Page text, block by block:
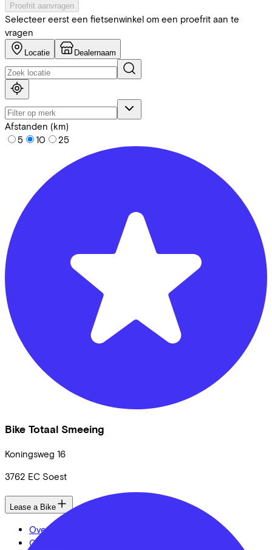
Proefrit aanvragen
Selecteer eerst een fietsenwinkel om een proefrit aan te
vragen
Locatie Dealernaam
Afstanden (km)
5
10 25
Bike Totaal Smeeing
Koningsweg 16
3762 EC Soest
Lease a Bike
Over ons
Onze collega's